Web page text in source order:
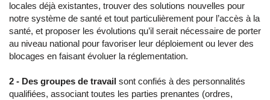
locales déjà existantes, trouver des solutions nouvelles pour
notre système de santé et tout particulièrement pour l’accès à la
santé, et proposer les évolutions qu’il serait nécessaire de porter
au niveau national pour favoriser leur déploiement ou lever des
blocages en faisant évoluer la réglementation.
2 - Des groupes de travail sont confiés à des personnalités
qualifiées, associant toutes les parties prenantes (ordres,